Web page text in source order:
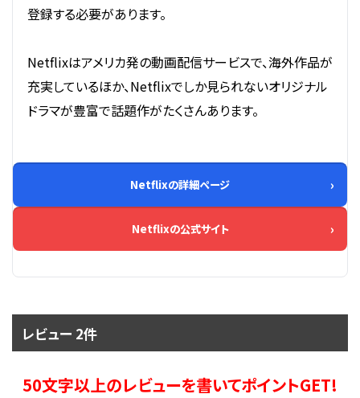
登録する必要があります。
Netflixはアメリカ発の動画配信サービスで、海外作品が
充実しているほか、Netflixでしか見られないオリジナル
ドラマが豊富で話題作がたくさんあります。
Netflixの詳細ページ
Netflixの公式サイト
レビュー 2件
50文字以上のレビューを書いてポイントGET!